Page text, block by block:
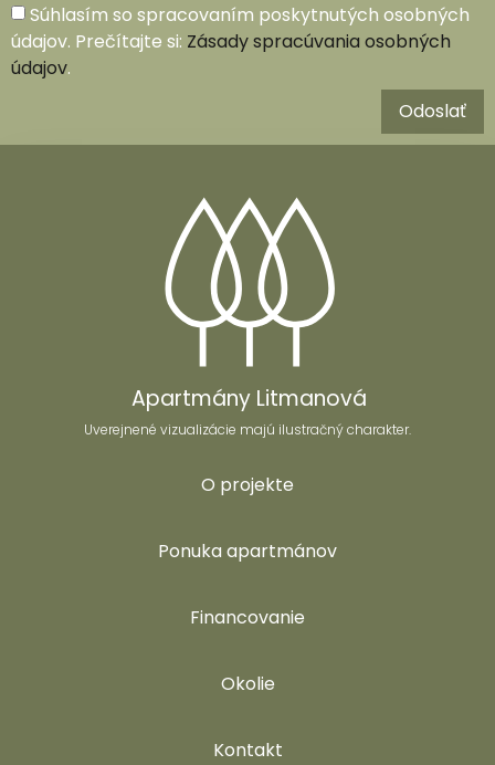
Súhlasím so spracovaním poskytnutých osobných
údajov. Prečítajte si: Zásady spracúvania osobných
údajov.
Odoslať
Apartmány Litmanová
Uverejnené vizualizácie majú ilustračný charakter.
O projekte
Ponuka apartmánov
Financovanie
Okolie
Kontakt